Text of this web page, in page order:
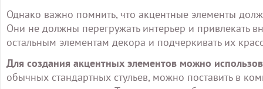
Однако важно помнить, что акцентные элементы
Они не должны перегружать интерьер и привлекать
остальным элементам декора и подчеркивать их
Для создания акцентных элементов можно
обычных стандартных стульев, можно поставить в